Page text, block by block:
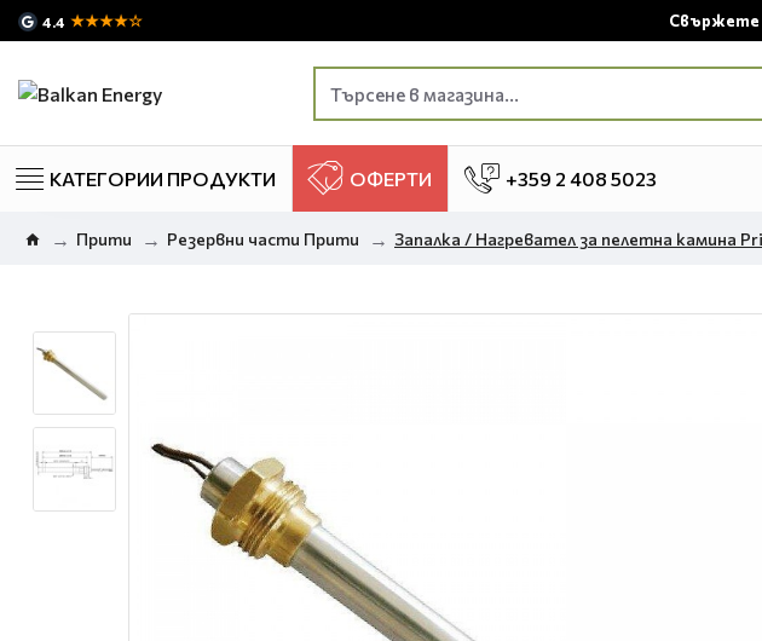
4.4 ★★★★☆ Свържете
КАТЕГОРИИ ПРОДУКТИ ОФЕРТИ +359 2 408 5023
Прити Резервни части Прити Запалка / Нагревател за пелетна камина